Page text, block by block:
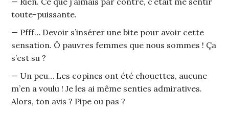
toute-puissante.
— Pfff… Devoir s’insérer une bite pour avoir cette
sensation. Ô pauvres femmes que nous sommes ! Ça
s’est su ?
— Un peu… Les copines ont été chouettes, aucune
m’en a voulu ! Je les ai même senties admiratives.
Alors, ton avis ? Pipe ou pas ?